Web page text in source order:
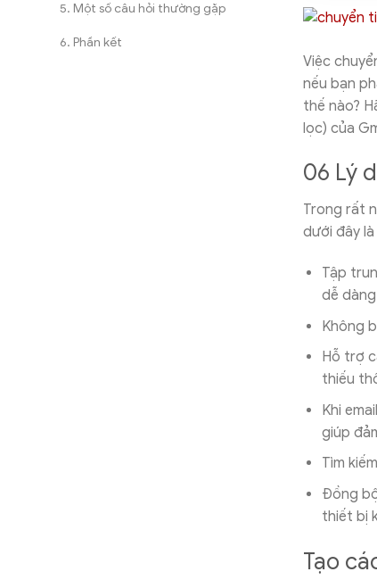
Một số câu hỏi thường gặp
Phần kết
Việc
nếu bạn
thế nào?
lọc) của
06 Lý
Trong rất
dưới đây
Tập
dễ
Không
Hỗ trợ
thiếu
Khi
giúp
Tìm
Đồng
thiết bị
Tạo